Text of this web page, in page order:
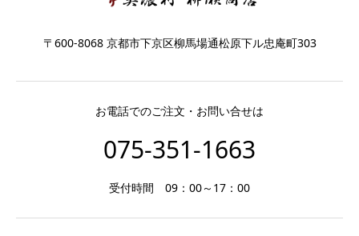
〒600-8068 京都市下京区柳馬場通松原下ル忠庵町303
お電話でのご注文・お問い合せは
075-351-1663
受付時間 09：00～17：00